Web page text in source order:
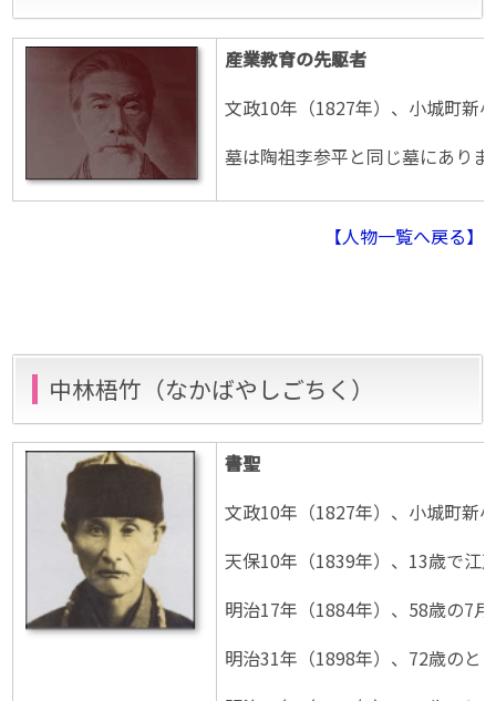
産業教育の先駆者
文政10年（1827年）、小城町新
墓は陶祖李参平と同じ墓にあり
【人物一覧へ戻る】
中林梧竹（なかばやしごちく）
書聖
文政10年（1827年）、小城町新
天保10年（1839年）、13歳で江
明治17年（1884年）、58歳の7
明治31年（1898年）、72歳のと